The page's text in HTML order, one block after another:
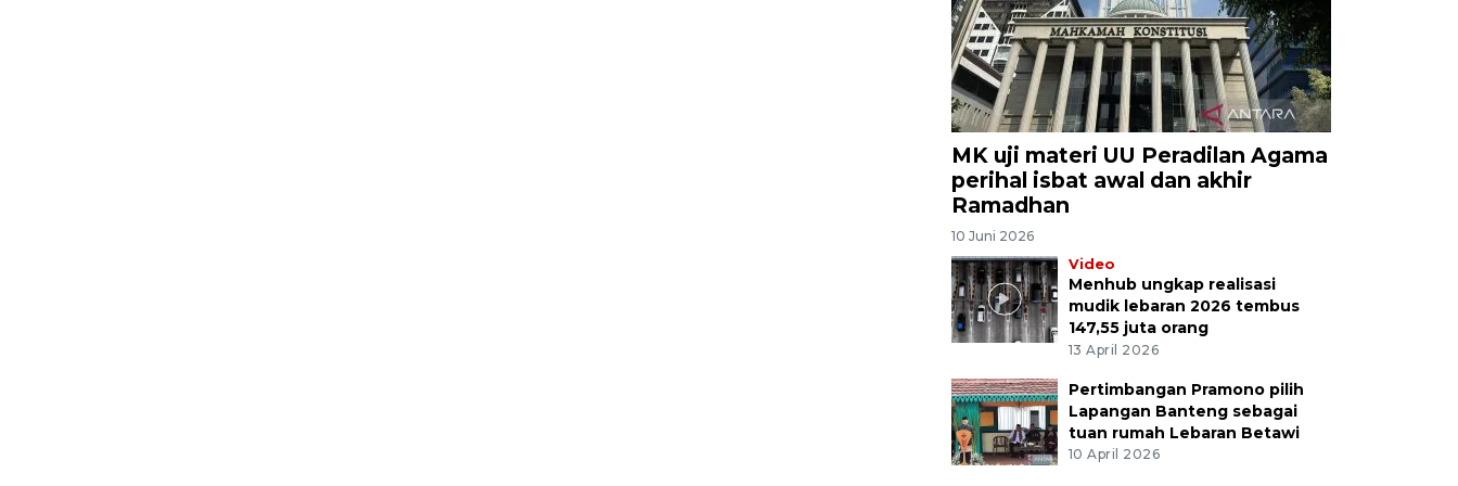
MK uji materi UU Peradilan Agama
perihal isbat awal dan akhir
Ramadhan
10 Juni 2026
Video
Menhub ungkap realisasi
mudik lebaran 2026 tembus
147,55 juta orang
13 April 2026
Pertimbangan Pramono pilih
Lapangan Banteng sebagai
tuan rumah Lebaran Betawi
10 April 2026